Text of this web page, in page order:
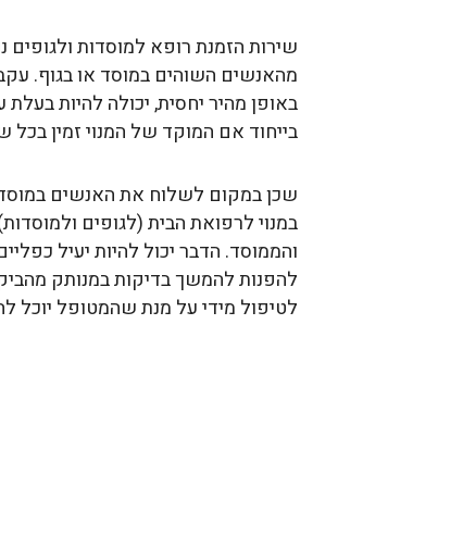
שירות הזמנת רופא למוסדות ולגופים
מהאנשים השוהים במוסד או בגוף.
באופן מהיר יחסית, יכולה להיות
בייחוד אם המוקד של המנוי זמין בכל
שכן במקום לשלוח את האנשים
במנוי לרפואת הבית (לגופים
והממוסד. הדבר יכול להיות יעיל
להפנות להמשך בדיקות במנותק
לטיפול מידי על מנת שהמטופל יוכל